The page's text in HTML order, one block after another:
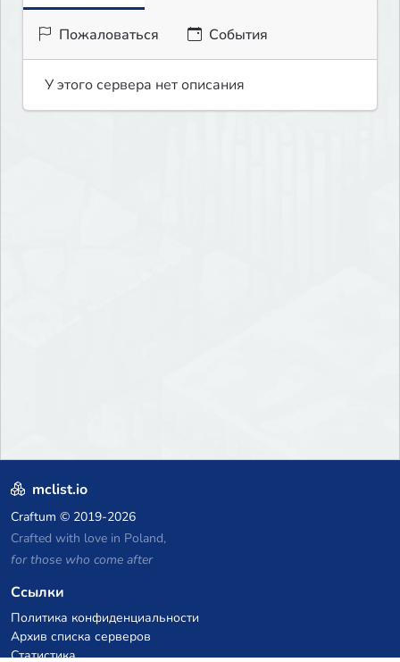
Пожаловаться События
У этого сервера нет описания
mclist.io
Craftum © 2019-2026
Crafted with love in Poland,
for those who come after
Ссылки
Политика конфиденциальности
Архив списка серверов
Статистика